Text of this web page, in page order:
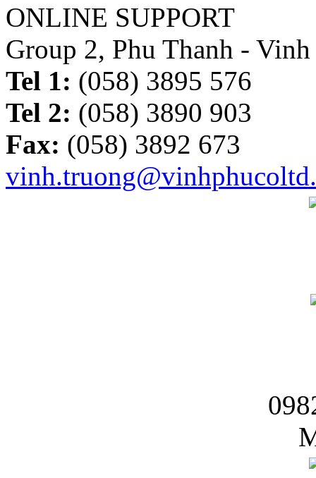
ONLINE SUPPORT
Group 2, Phu Thanh -
Tel 1: (058) 3895 576
Tel 2: (058) 3890 903
Fax: (058) 3892 673